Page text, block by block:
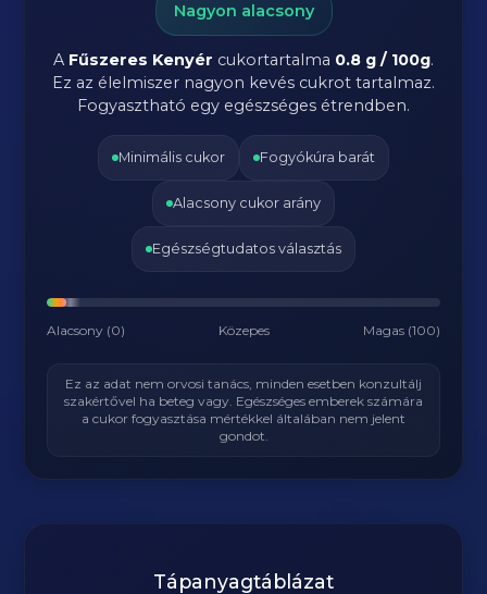
Nagyon alacsony
A Fűszeres Kenyér cukortartalma 0.8 g / 100g.
Ez az élelmiszer nagyon kevés cukrot tartalmaz.
Fogyasztható egy egészséges étrendben.
Minimális cukor Fogyókúra barát
Alacsony cukor arány
Egészségtudatos választás
Alacsony (0) Közepes Magas (100)
Ez az adat nem orvosi tanács, minden esetben konzultálj
szakértővel ha beteg vagy. Egészséges emberek számára
a cukor fogyasztása mértékkel általában nem jelent
gondot.
Tápanyagtáblázat